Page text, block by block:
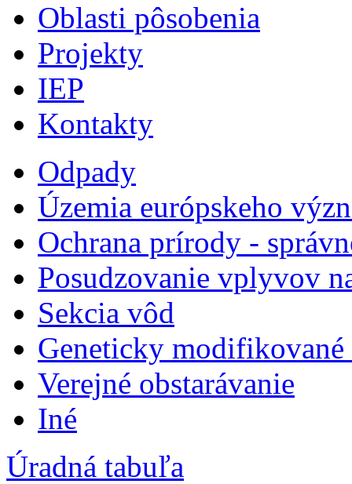
Oblasti pôsobenia
Projekty
IEP
Kontakty
Odpady
Územia európskeho
Ochrana prírody -
Posudzovanie vplyvov
Sekcia vôd
Geneticky
Verejné obstarávanie
Iné
Úradná tabuľa